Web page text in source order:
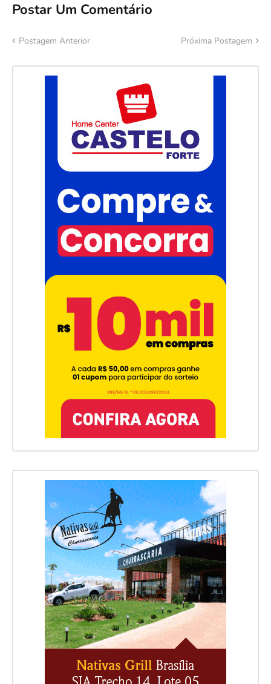
Postar Um Comentário
Postagem Anterior Próxima Postagem